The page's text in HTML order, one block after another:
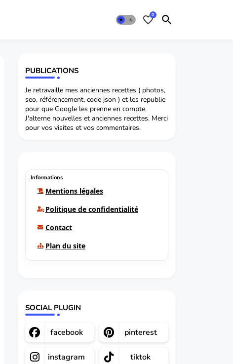
0
PUBLICATIONS
Je retravaille mes anciennes recettes ( photos,
seo, référencement, code json ) et les republie
pour que Google les prenne en compte.
J'alterne nouvelles et anciennes recettes. Merci
pour vos visites et vos commentaires.
Informations
Mentions légales
Politique de confidentialité
Contact
Plan du site
SOCIAL PLUGIN
facebook pinterest
instagram tiktok